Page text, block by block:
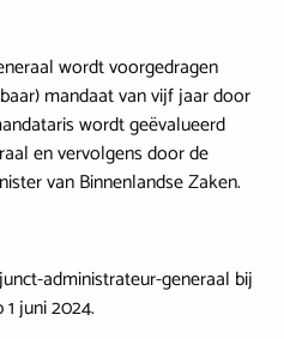
wordt voorgedragen
mandaat van vijf jaar door
wordt geëvalueerd
en vervolgens door de
van Binnenlandse Zaken.
administrateur-generaal bij
juni 2024.